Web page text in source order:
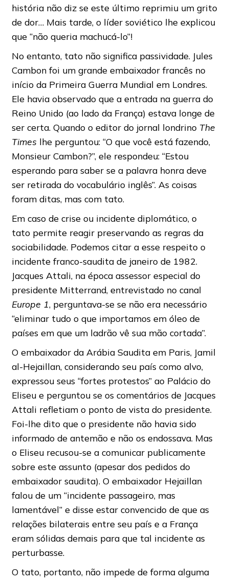
história não diz se este último reprimiu um grito
de dor… Mais tarde, o líder soviético lhe explicou
que “não queria machucá-lo”!
No entanto, tato não significa passividade. Jules
Cambon foi um grande embaixador francês no
início da Primeira Guerra Mundial em Londres.
Ele havia observado que a entrada na guerra do
Reino Unido (ao lado da França) estava longe de
ser certa. Quando o editor do jornal londrino The
Times lhe perguntou: “O que você está fazendo,
Monsieur Cambon?”, ele respondeu: “Estou
esperando para saber se a palavra honra deve
ser retirada do vocabulário inglês”. As coisas
foram ditas, mas com tato.
Em caso de crise ou incidente diplomático, o
tato permite reagir preservando as regras da
sociabilidade. Podemos citar a esse respeito o
incidente franco-saudita de janeiro de 1982.
Jacques Attali, na época assessor especial do
presidente Mitterrand, entrevistado no canal
Europe 1, perguntava-se se não era necessário
“eliminar tudo o que importamos em óleo de
países em que um ladrão vê sua mão cortada”.
O embaixador da Arábia Saudita em Paris, Jamil
al-Hejaillan, considerando seu país como alvo,
expressou seus “fortes protestos” ao Palácio do
Eliseu e perguntou se os comentários de Jacques
Attali refletiam o ponto de vista do presidente.
Foi-lhe dito que o presidente não havia sido
informado de antemão e não os endossava. Mas
o Eliseu recusou-se a comunicar publicamente
sobre este assunto (apesar dos pedidos do
embaixador saudita). O embaixador Hejaillan
falou de um “incidente passageiro, mas
lamentável” e disse estar convencido de que as
relações bilaterais entre seu país e a França
eram sólidas demais para que tal incidente as
perturbasse.
O tato, portanto, não impede de forma alguma